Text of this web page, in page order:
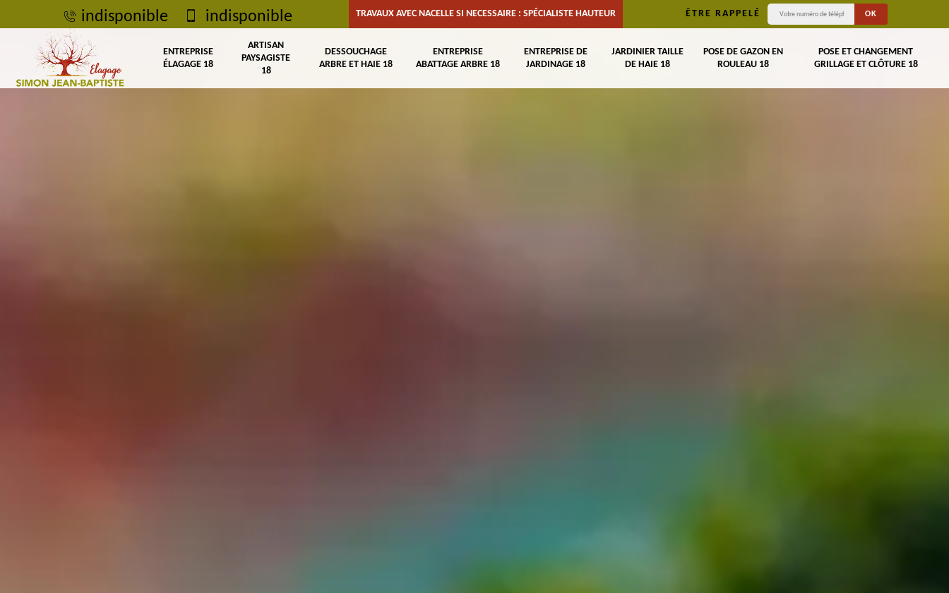
indisponible indisponible TRAVAUX AVEC NACELLE SI NECESSAIRE : SPÉCIALISTE HAUTEUR ÊTRE RAPPELÉ
ENTREPRISE
ÉLAGAGE 18
ARTISAN
PAYSAGISTE
18
DESSOUCHAGE
ARBRE ET HAIE 18
ENTREPRISE
ABATTAGE ARBRE 18
ENTREPRISE DE
JARDINAGE 18
JARDINIER TAILLE
DE HAIE 18
POSE DE GAZON EN
ROULEAU 18
POSE ET CHANGEMENT
GRILLAGE ET CLÔTURE 18